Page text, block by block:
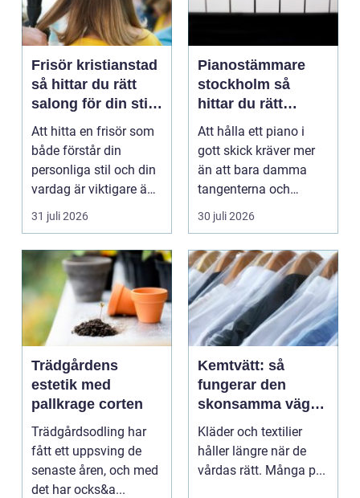
Frisör kristianstad
så hittar du rätt
salong för din stil
och vardag
Att hitta en frisör som
både förstår din
personliga stil och din
vardag är viktigare än
många tror. ...
31 juli 2026
Pianostämmare
stockholm så
hittar du rätt
expert för ditt
piano
Att hålla ett piano i
gott skick kräver mer
än att bara damma
tangenterna och
stänga locket försikti...
30 juli 2026
Trädgårdens
estetik med
pallkrage corten
Trädgårdsodling har
fått ett uppsving de
senaste åren, och med
det har ocks&a...
Kemtvätt: så
fungerar den
skonsamma vägen
till rena kläder
Kläder och textilier
håller längre när de
vårdas rätt. Många p...